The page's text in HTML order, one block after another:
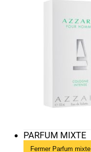
PARFUM MIXTE
Fermer Parfum mixte